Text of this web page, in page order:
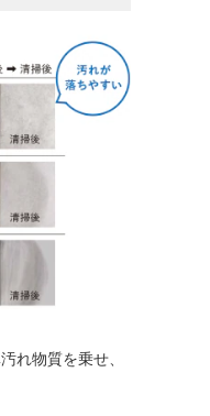
れ物質を乗せ、